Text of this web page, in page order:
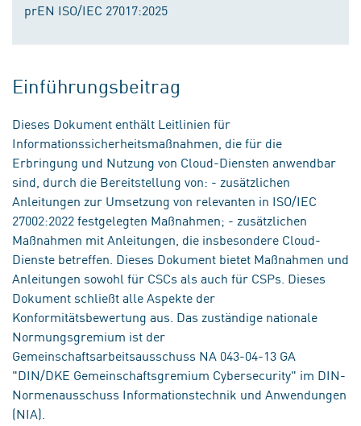
prEN ISO/IEC 27017:2025
Einführungsbeitrag
Dieses Dokument enthält Leitlinien für
Informationssicherheitsmaßnahmen, die für die
Erbringung und Nutzung von Cloud-Diensten anwendbar
sind, durch die Bereitstellung von: - zusätzlichen
Anleitungen zur Umsetzung von relevanten in ISO/IEC
27002:2022 festgelegten Maßnahmen; - zusätzlichen
Maßnahmen mit Anleitungen, die insbesondere Cloud-
Dienste betreffen. Dieses Dokument bietet Maßnahmen und
Anleitungen sowohl für CSCs als auch für CSPs. Dieses
Dokument schließt alle Aspekte der
Konformitätsbewertung aus. Das zuständige nationale
Normungsgremium ist der
Gemeinschaftsarbeitsausschuss NA 043-04-13 GA
"DIN/DKE Gemeinschaftsgremium Cybersecurity" im DIN-
Normenausschuss Informationstechnik und Anwendungen
(NIA).